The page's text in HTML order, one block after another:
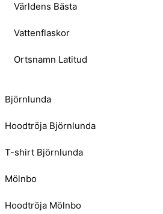
Världens Bästa
Vattenflaskor
Ortsnamn Latitud
Björnlunda
Hoodtröja Björnlunda
T-shirt Björnlunda
Mölnbo
Hoodtröja Mölnbo